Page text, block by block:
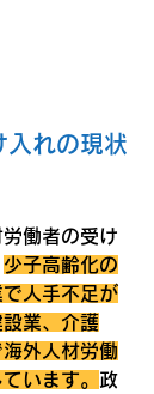
入れの現状
働者の受け
少子高齢化の
人手不足が
業、介護
外人材労働
います。 政